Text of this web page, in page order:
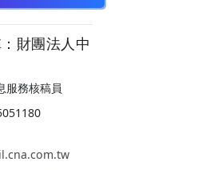
財團法人中
服務核稿員